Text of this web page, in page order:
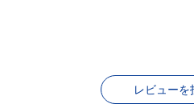
レビューを